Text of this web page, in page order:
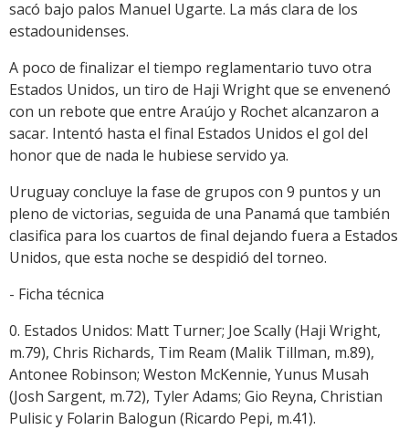
sacó bajo palos Manuel Ugarte. La más clara de los
estadounidenses.
A poco de finalizar el tiempo reglamentario tuvo otra
Estados Unidos, un tiro de Haji Wright que se envenenó
con un rebote que entre Araújo y Rochet alcanzaron a
sacar. Intentó hasta el final Estados Unidos el gol del
honor que de nada le hubiese servido ya.
Uruguay concluye la fase de grupos con 9 puntos y un
pleno de victorias, seguida de una Panamá que también
clasifica para los cuartos de final dejando fuera a Estados
Unidos, que esta noche se despidió del torneo.
- Ficha técnica
0. Estados Unidos: Matt Turner; Joe Scally (Haji Wright,
m.79), Chris Richards, Tim Ream (Malik Tillman, m.89),
Antonee Robinson; Weston McKennie, Yunus Musah
(Josh Sargent, m.72), Tyler Adams; Gio Reyna, Christian
Pulisic y Folarin Balogun (Ricardo Pepi, m.41).